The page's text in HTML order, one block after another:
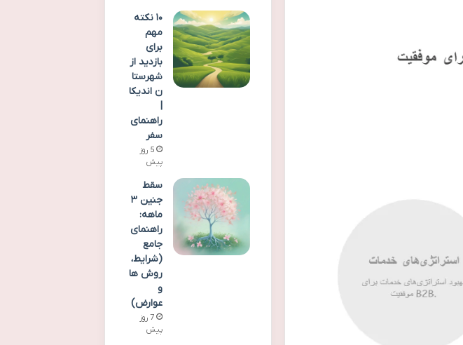
۱۰ نکته
مهم
برای
بازدید از
شهرستا
ن اندیکا
راهنمای
سفر
5 روز
پیش
سقط
جنین ۳
ماهه:
راهنمای
جامع
(شرایط،
روش ها
و
عوارض)
7 روز
پیش